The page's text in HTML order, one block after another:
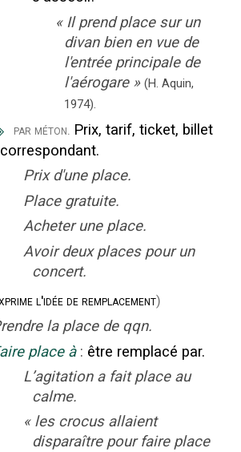
« Il prend place sur un
divan bien en vue de
l'entrée principale de
l'aérogare » (H. Aquin,
1974).
par méton. Prix, tarif, ticket, billet
correspondant.
Prix d'une place.
Place gratuite.
Acheter une place.
Avoir deux places pour un
concert.
l'idée de remplacement)
la place de qqn.
place à : être remplacé par.
L’agitation a fait place au
calme.
« les crocus allaient
disparaître pour faire place